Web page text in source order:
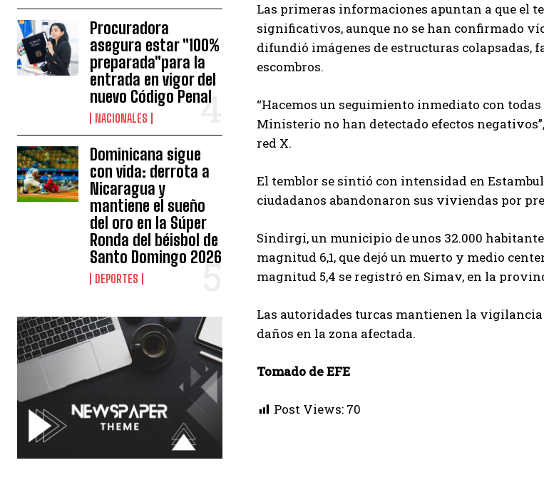
Procuradora
asegura estar "100%
preparada"para la
entrada en vigor del
nuevo Código Penal
NACIONALES
Dominicana sigue
con vida: derrota a
Nicaragua y
mantiene el sueño
del oro en la Súper
Ronda del béisbol de
Santo Domingo 2026
DEPORTES
Las primeras informaciones apuntan a que el
significativos, aunque no se han confirmado
difundió imágenes de estructuras colapsadas,
escombros.
“Hacemos un seguimiento inmediato con
Ministerio no han detectado efectos
red X.
El temblor se sintió con intensidad en
ciudadanos abandonaron sus viviendas por
Sindirgi, un municipio de unos 32.000
magnitud 6,1, que dejó un muerto y medio
magnitud 5,4 se registró en Simav, en la
Las autoridades turcas mantienen la
daños en la zona afectada.
Tomado de EFE
Post Views: 70